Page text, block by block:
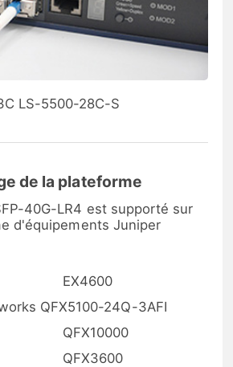
LS-5500-28C-S
de la plateforme
40G-LR4 est supporté sur
d'équipements Juniper
EX4600
QFX5100-24Q-3AFI
QFX10000
QFX3600